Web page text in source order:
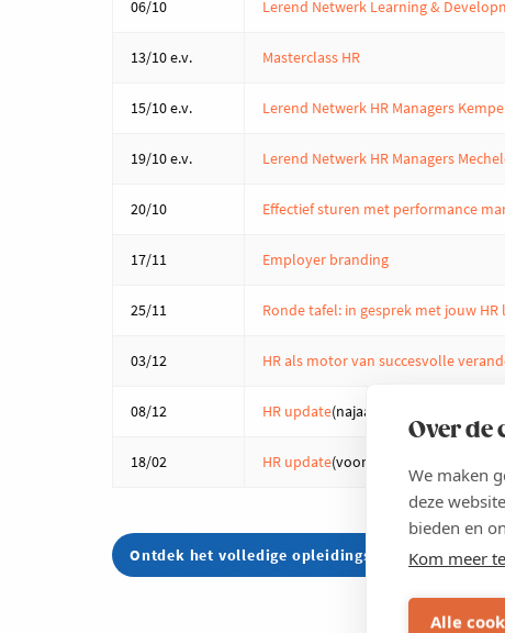
Over de
We maken
deze
bieden en
Kom meer
Alle
06/10 Lerend Netwerk Learning &
13/10 e.v. Masterclass HR
15/10 e.v. Lerend Netwerk HR Managers
19/10 e.v. Lerend Netwerk HR Managers
20/10 Effectief sturen met performance
17/11 Employer branding
25/11 Ronde tafel: in gesprek met jouw HR
03/12 HR als motor van succesvolle
08/12 HR update(najaar) (online)
18/02 HR update(voorjaar) (online)
Ontdek het volledige opleidingsaanbod hier